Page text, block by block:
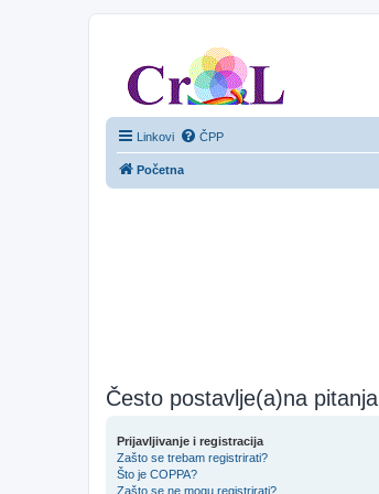
Linkovi ČPP
Početna
Često postavlje(a)na pitanja
Prijavljivanje i registracija
Zašto se trebam registrirati?
Što je COPPA?
Zašto se ne mogu registrirati?